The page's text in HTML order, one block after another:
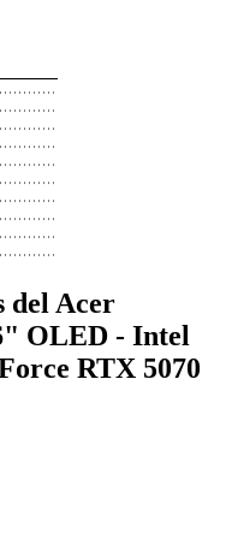
del Acer
OLED - Intel
RTX 5070